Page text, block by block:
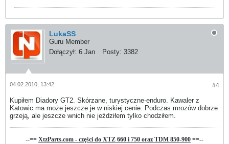
LukaSS
Guru Member
Dołączył: 6 Jan Posty: 3382
#4
04.02.2010, 13:42
Kupiłem Diadory GT2. Skórzane, turystyczne-enduro. Kawaler z
Katowic ma może jeszcze je w niskiej cenie. Podczas mrozów dobrze
grzeją, ale jeszcze wnich nie jeździłem tylko chodziłem.
--== XtzParts.com - części do XTZ 660 i 750 oraz TDM 850-900 ==--